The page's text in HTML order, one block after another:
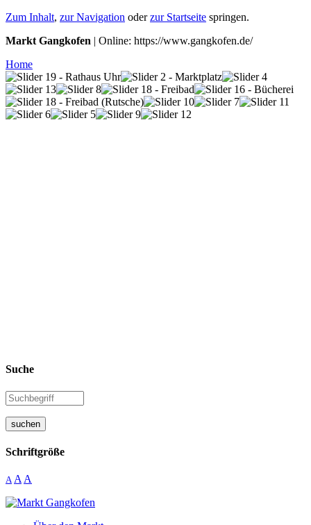
Zum Inhalt, zur Navigation oderzur Startseite springen.
Markt Gangkofen | Online: https://www.gangkofen.de/
Home
Suche
suchen
Schriftgröße
A A A